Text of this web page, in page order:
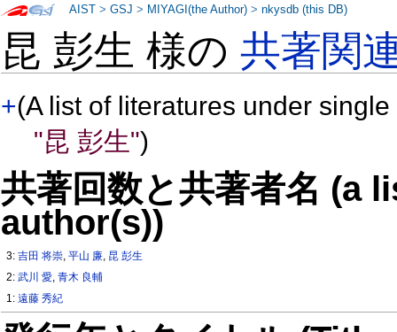
昆 彭生 様の共著関
+(A list of literatures under
"昆 彭生")
共著回数と共著者名 (a
author(s))
3:吉田 将崇,平山 廉, 昆 彭生
2:武川 愛,青木 良輔
1:遠藤 秀紀
AIST >GSJ > MIYAGI(the Author) >nkysdb (this DB)